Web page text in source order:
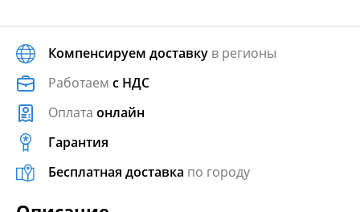
Компенсируем доставку в регионы
Работаем с НДС
Оплата онлайн
Гарантия
Бесплатная доставка по городу